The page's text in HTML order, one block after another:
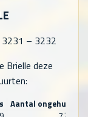
3231 – 3232
Brielle deze
Aantal ongehuwd